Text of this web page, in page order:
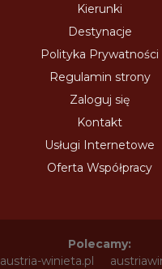
Kierunki
Destynacje
Polityka Prywatności
Regulamin strony
Zaloguj się
Kontakt
Usługi Internetowe
Oferta Współpracy
Polecamy:
austria-winieta.pl